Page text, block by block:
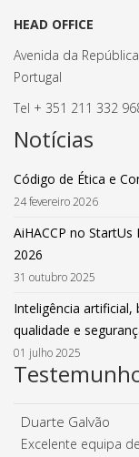
HEAD OFFICE
Avenida da
Portugal
Tel + 351 211 332
Notícias
Código de Ética e
24 fevereiro 2026
AiHACCP no
2026
31 outubro 2025
Inteligência artificial,
qualidade e
01 julho 2025
Duarte Galvão
Excelente equipa